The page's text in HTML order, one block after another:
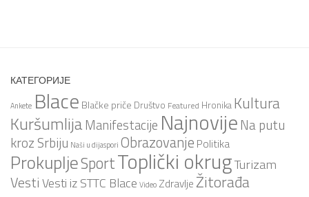
КАТЕГОРИЈЕ
Ankete Blace Blačke priče Društvo Featured Hronika Kultura
KuršumlijaManifestacije NajnovijeNa putu
kroz Srbiju Naši u dijaspori Obrazovanje Politika
ProkupljeSportToplički okrugTurizam
VestiVesti iz STTC Blace Video Zdravlje Žitorađa